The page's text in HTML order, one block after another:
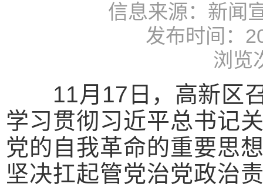
信息来源：新闻
发布时间：
浏览
11月17日，高新区召
学习贯彻习近平总书记
党的自我革命的重要思
坚决扛起管党治党政治